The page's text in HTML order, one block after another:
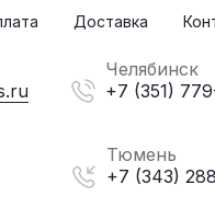
Доставка
Челябинск
+7 (351)
Тюмень
+7 (343)